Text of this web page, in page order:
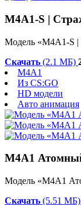
M4A1-S |
Модель «M4A1-S |
Скачать (2.1 МБ)
M4A1
Из CS:GO
HD модели
Авто анимация
М4А1
Модель «М4А1
Скачать (5.51 МБ)